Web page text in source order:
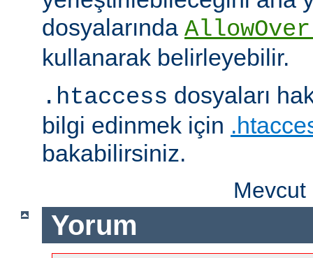
dosyalarında
kullanarak belirleyebilir.
.htaccess dosyaları
bilgi edinmek için
bakabilirsiniz.
Yorum